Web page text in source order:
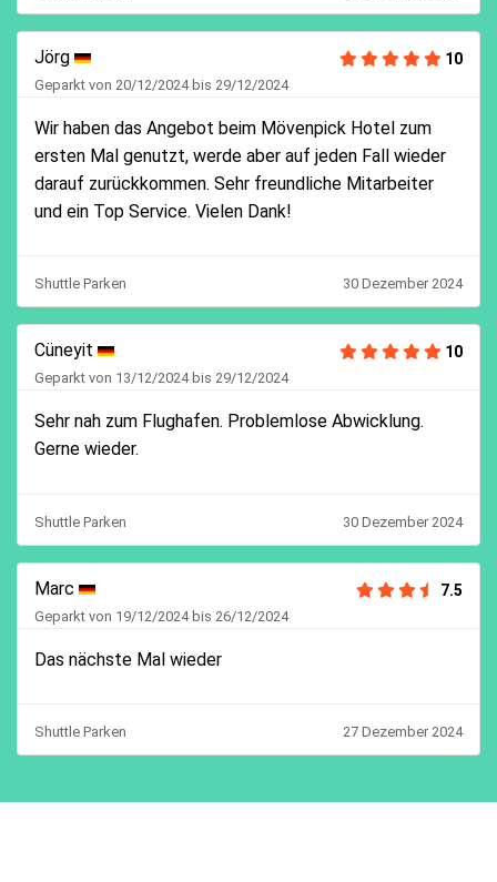
Jörg 10
Geparkt von 20/12/2024 bis 29/12/2024
Wir haben das Angebot beim Mövenpick Hotel zum
ersten Mal genutzt, werde aber auf jeden Fall wieder
darauf zurückkommen. Sehr freundliche Mitarbeiter
und ein Top Service. Vielen Dank!
Shuttle Parken 30 Dezember 2024
Cüneyit 10
Geparkt von 13/12/2024 bis 29/12/2024
Sehr nah zum Flughafen. Problemlose Abwicklung.
Gerne wieder.
Shuttle Parken 30 Dezember 2024
Marc 7.5
Geparkt von 19/12/2024 bis 26/12/2024
Das nächste Mal wieder
Shuttle Parken 27 Dezember 2024